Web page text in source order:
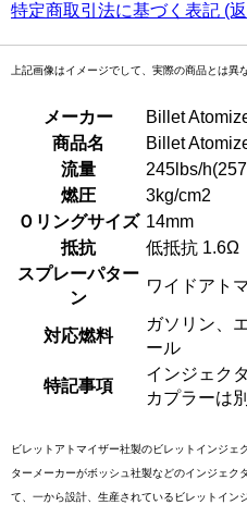
特定商取引法に基づく表記 (
上記画像はイメージでして、実際の商品とは異
メーカー
Billet
商品名
Billet
流量
245lbs/
燃圧
3kg/cm2
Ｏリングサイズ 14mm
抵抗
低抵抗 1.6Ω
スプレーパター
ン
ワイドアト
対応燃料
ガソリン、
ール
特記事項
インジェク
カプラーは
ビレットアトマイザー社製のビレットインジェ
ターメーカーがボッシュ社製などのインジェク
て、一から設計、生産されているビレットイン